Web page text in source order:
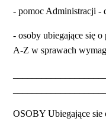
- pomoc Administracji -
- osoby ubiegające się
A-Z w sprawach
OSOBY Ubiegające sie